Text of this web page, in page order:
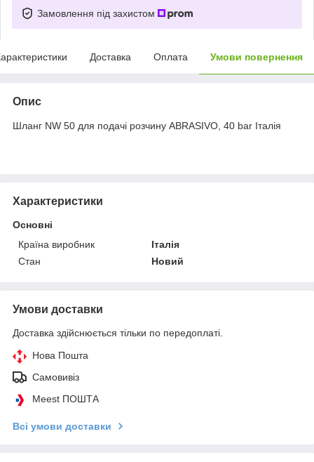
Замовлення під захистом
Доставка Оплата Умови повернення
Опис
Шланг NW 50 для подачі розчину ABRASIVO, 40 bar Італія
Характеристики
Основні
Країна виробник
Італія
Стан
Новий
Умови доставки
Доставка здійснюється тільки по передоплаті.
Нова Пошта
Самовивіз
Meest ПОШТА
Всі умови доставки